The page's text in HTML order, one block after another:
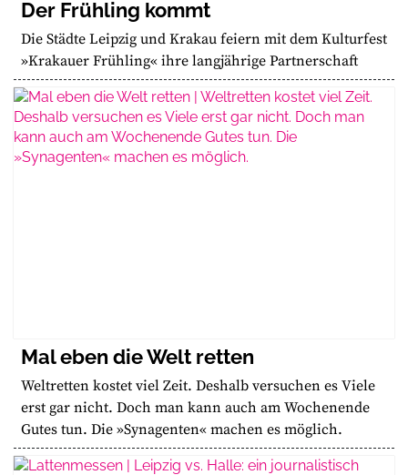
Der Frühling kommt
Die Städte Leipzig und Krakau feiern mit dem Kulturfest
»Krakauer Frühling« ihre langjährige Partnerschaft
Mal eben die Welt retten
Weltretten kostet viel Zeit. Deshalb versuchen es Viele
erst gar nicht. Doch man kann auch am Wochenende
Gutes tun. Die »Synagenten« machen es möglich.